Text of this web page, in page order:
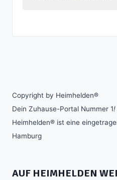
Copyright by Heimhelden®
Dein Zuhause-Portal Nummer 1!
Heimhelden® ist eine
Hamburg
AUF HEIMHELDEN